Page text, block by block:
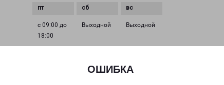
ОШИБКА
с 09:00 до
18:00
Выходной Выходной